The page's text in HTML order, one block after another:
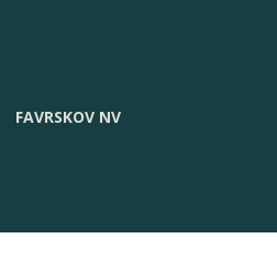
FAVRSKOV NV